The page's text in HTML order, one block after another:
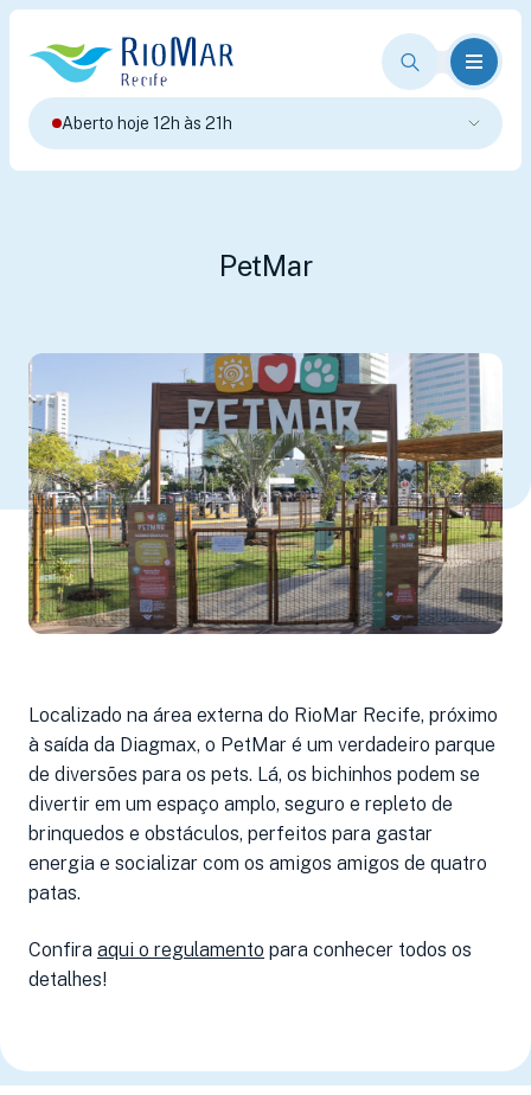
Aberto hoje 12h às 21h
PetMar
Localizado na área externa do RioMar Recife, próximo
à saída da Diagmax, o PetMar é um verdadeiro parque
de diversões para os pets. Lá, os bichinhos podem se
divertir em um espaço amplo, seguro e repleto de
brinquedos e obstáculos, perfeitos para gastar
energia e socializar com os amigos amigos de quatro
patas.
Confira aqui o regulamento para conhecer todos os
detalhes!